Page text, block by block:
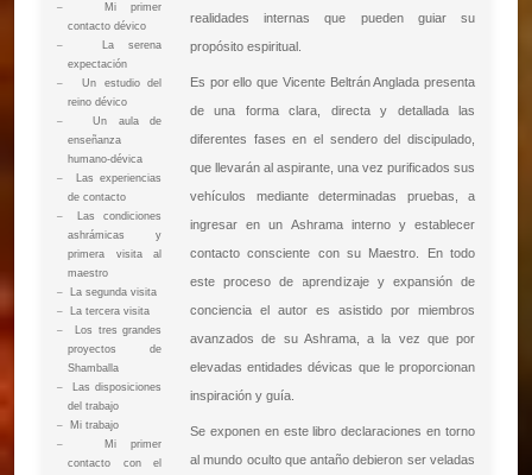
–
Mi primer
contacto dévico
–
La serena
expectación
–
Un estudio del
reino dévico
–
Un aula de
enseñanza
humano-dévica
–
Las experiencias
de contacto
–
Las condiciones
ashrámicas y
primera visita al
maestro
–
La segunda visita
–
La tercera visita
–
Los tres grandes
proyectos de
Shamballa
–
Las disposiciones
del trabajo
–
Mi trabajo
–
Mi primer
contacto con el
realidades internas que pueden guiar su
propósito espiritual.
Es por ello que Vicente Beltrán Anglada presenta
de una forma clara, directa y detallada las
diferentes fases en el sendero del discipulado,
que llevarán al aspirante, una vez purificados sus
vehículos mediante determinadas pruebas, a
ingresar en un Ashrama interno y establecer
contacto consciente con su Maestro. En todo
este proceso de aprendizaje y expansión de
conciencia el autor es asistido por miembros
avanzados de su Ashrama, a la vez que por
elevadas entidades dévicas que le proporcionan
inspiración y guía.
Se exponen en este libro declaraciones en torno
al mundo oculto que antaño debieron ser veladas